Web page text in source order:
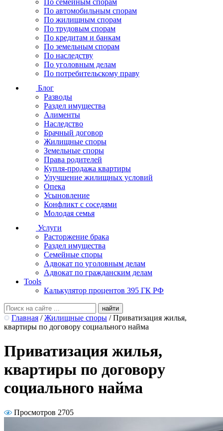
По семейным спорам
По автомобильным спорам
По жилищным спорам
По трудовым спорам
По кредитам и банкам
По земельным спорам
По наследству
По уголовным делам
По потребительскому праву
Блог
Разводы
Раздел имущества
Алименты
Наследство
Брачный договор
Жилищные споры
Земельные споры
Права родителей
Купля-продажа квартиры
Улучшение жилищных условий
Опека
Усыновление
Конфликт с соседями
Молодая семья
Услуги
Расторжение брака
Раздел имущества
Семейные споры
Адвокат по уголовным делам
Адвокат по гражданским делам
Tools
Калькулятор процентов 395 ГК РФ
Главная / Жилищные споры / Приватизация жилья,
квартиры по договору социального найма
Приватизация жилья,
квартиры по договору
социального найма
Просмотров 2705